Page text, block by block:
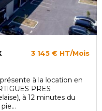
3 145 € HT/Mois
à la location en
PRES
à 12 minutes du